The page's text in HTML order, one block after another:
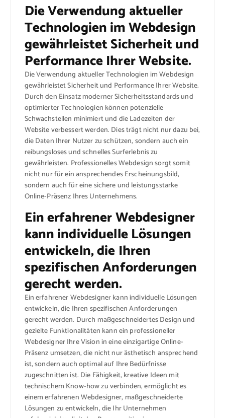
Die Verwendung aktueller
Technologien im Webdesign
gewährleistet Sicherheit und
Performance Ihrer Website.
Die Verwendung aktueller Technologien im Webdesign
gewährleistet Sicherheit und Performance Ihrer Website.
Durch den Einsatz moderner Sicherheitsstandards und
optimierter Technologien können potenzielle
Schwachstellen minimiert und die Ladezeiten der
Website verbessert werden. Dies trägt nicht nur dazu bei,
die Daten Ihrer Nutzer zu schützen, sondern auch ein
reibungsloses und schnelles Surferlebnis zu
gewährleisten. Professionelles Webdesign sorgt somit
nicht nur für ein ansprechendes Erscheinungsbild,
sondern auch für eine sichere und leistungsstarke
Online-Präsenz Ihres Unternehmens.
Ein erfahrener Webdesigner
kann individuelle Lösungen
entwickeln, die Ihren
spezifischen Anforderungen
gerecht werden.
Ein erfahrener Webdesigner kann individuelle Lösungen
entwickeln, die Ihren spezifischen Anforderungen
gerecht werden. Durch maßgeschneidertes Design und
gezielte Funktionalitäten kann ein professioneller
Webdesigner Ihre Vision in eine einzigartige Online-
Präsenz umsetzen, die nicht nur ästhetisch ansprechend
ist, sondern auch optimal auf Ihre Bedürfnisse
zugeschnitten ist. Die Fähigkeit, kreative Ideen mit
technischem Know-how zu verbinden, ermöglicht es
einem erfahrenen Webdesigner, maßgeschneiderte
Lösungen zu entwickeln, die Ihr Unternehmen